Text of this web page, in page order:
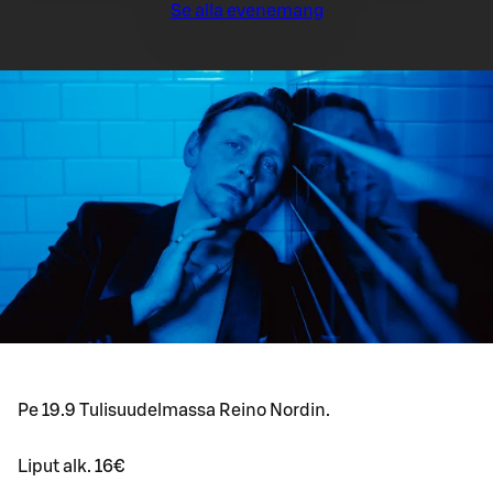
Se alla evenemang
Pe 19.9 Tulisuudelmassa Reino Nordin.
Liput alk. 16€